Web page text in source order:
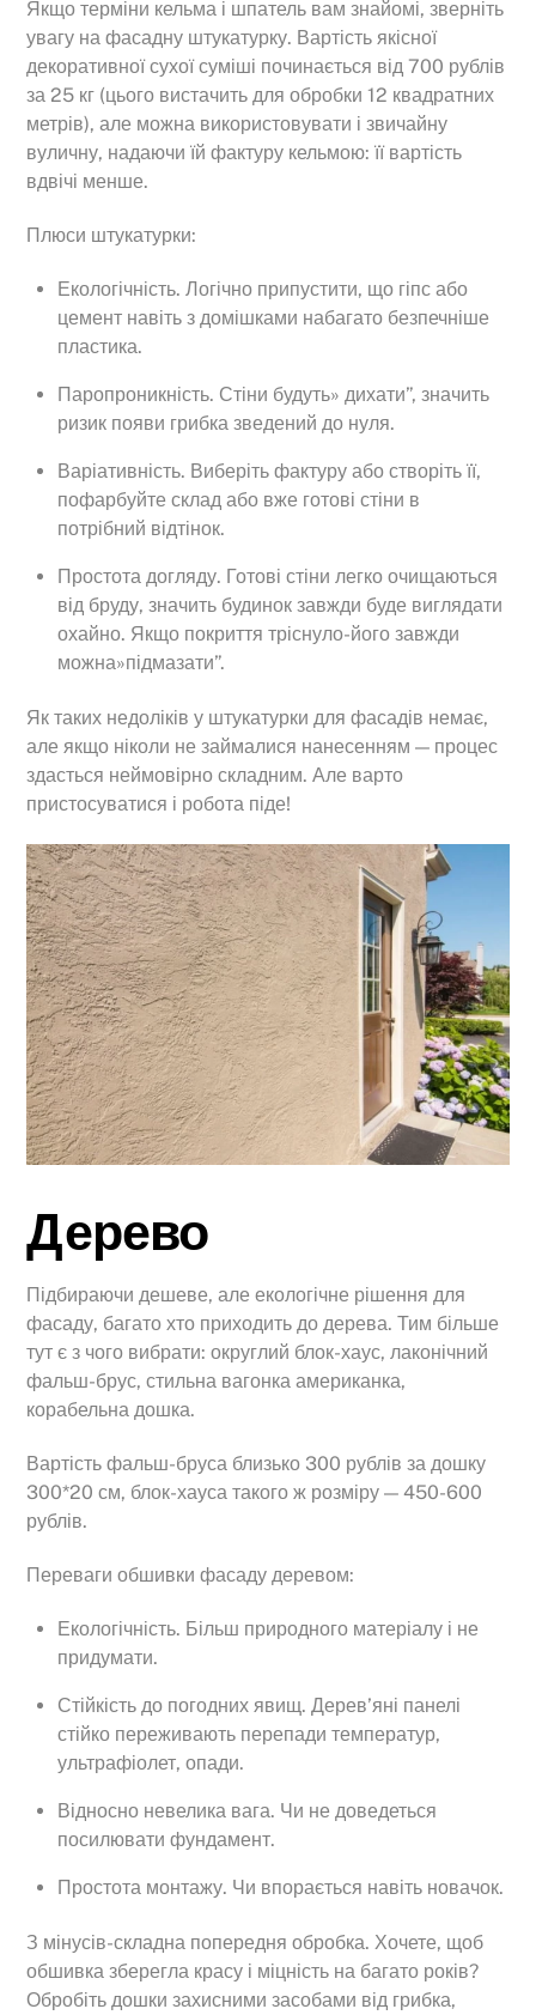
Якщо терміни кельма і шпатель вам знайомі, зверніть
увагу на фасадну штукатурку. Вартість якісної
декоративної сухої суміші починається від 700 рублів
за 25 кг (цього вистачить для обробки 12 квадратних
метрів), але можна використовувати і звичайну
вуличну, надаючи їй фактуру кельмою: її вартість
вдвічі менше.
Плюси штукатурки:
Екологічність. Логічно припустити, що гіпс або
цемент навіть з домішками набагато безпечніше
пластика.
Паропроникність. Стіни будуть» дихати”, значить
ризик появи грибка зведений до нуля.
Варіативність. Виберіть фактуру або створіть її,
пофарбуйте склад або вже готові стіни в
потрібний відтінок.
Простота догляду. Готові стіни легко очищаються
від бруду, значить будинок завжди буде виглядати
охайно. Якщо покриття тріснуло-його завжди
можна»підмазати”.
Як таких недоліків у штукатурки для фасадів немає,
але якщо ніколи не займалися нанесенням — процес
здасться неймовірно складним. Але варто
пристосуватися і робота піде!
Дерево
Підбираючи дешеве, але екологічне рішення для
фасаду, багато хто приходить до дерева. Тим більше
тут є з чого вибрати: округлий блок-хаус, лаконічний
фальш-брус, стильна вагонка американка,
корабельна дошка.
Вартість фальш-бруса близько 300 рублів за дошку
300*20 см, блок-хауса такого ж розміру — 450-600
рублів.
Переваги обшивки фасаду деревом:
Екологічність. Більш природного матеріалу і не
придумати.
Стійкість до погодних явищ. Дерев’яні панелі
стійко переживають перепади температур,
ультрафіолет, опади.
Відносно невелика вага. Чи не доведеться
посилювати фундамент.
Простота монтажу. Чи впорається навіть новачок.
З мінусів-складна попередня обробка. Хочете, щоб
обшивка зберегла красу і міцність на багато років?
Обробіть дошки захисними засобами від грибка,